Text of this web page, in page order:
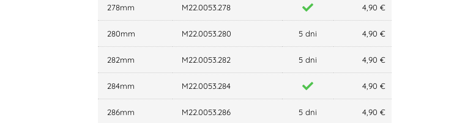
278mm M22.0053.278 4,90 €
280mm M22.0053.280 5 dni 4,90 €
282mm M22.0053.282 5 dni 4,90 €
284mm M22.0053.284 4,90 €
286mm M22.0053.286 5 dni 4,90 €